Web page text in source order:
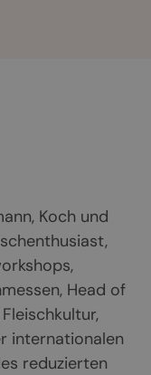
Koch und
Head of
internationalen
reduzierten